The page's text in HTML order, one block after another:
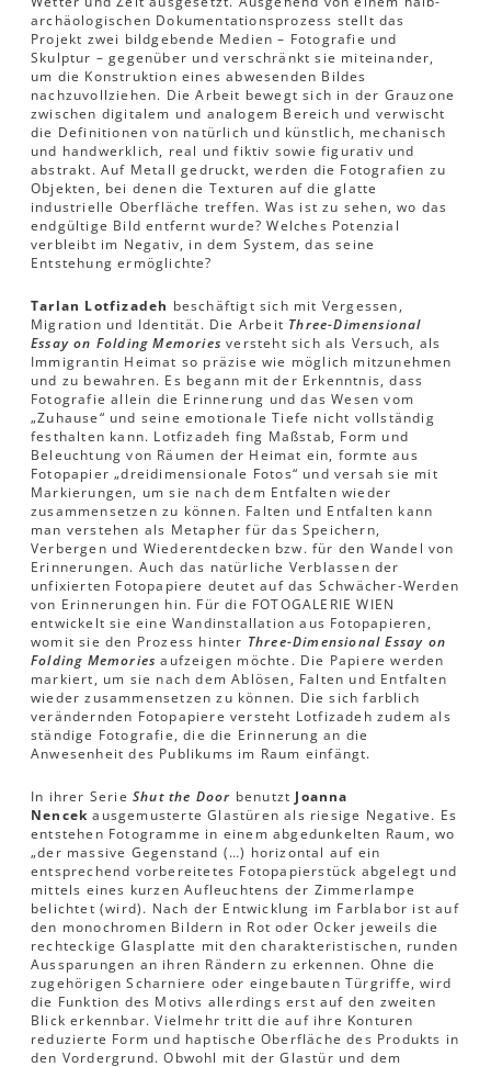
archäologischen Dokumentationsprozess stellt das
Projekt zwei bildgebende Medien – Fotografie und
Skulptur – gegenüber und verschränkt sie miteinander,
um die Konstruktion eines abwesenden Bildes
nachzuvollziehen. Die Arbeit bewegt sich in der Grauzone
zwischen digitalem und analogem Bereich und verwischt
die Definitionen von natürlich und künstlich, mechanisch
und handwerklich, real und fiktiv sowie figurativ und
abstrakt. Auf Metall gedruckt, werden die Fotografien zu
Objekten, bei denen die Texturen auf die glatte
industrielle Oberfläche treffen. Was ist zu sehen, wo das
endgültige Bild entfernt wurde? Welches Potenzial
verbleibt im Negativ, in dem System, das seine
Entstehung ermöglichte?
Tarlan Lotfizadeh beschäftigt sich mit Vergessen,
Migration und Identität. Die Arbeit Three-Dimensional
Essay on Folding Memoriesversteht sich als Versuch, als
Immigrantin Heimat so präzise wie möglich mitzunehmen
und zu bewahren. Es begann mit der Erkenntnis, dass
Fotografie allein die Erinnerung und das Wesen vom
„Zuhause“ und seine emotionale Tiefe nicht vollständig
festhalten kann. Lotfizadeh fing Maßstab, Form und
Beleuchtung von Räumen der Heimat ein, formte aus
Fotopapier „dreidimensionale Fotos“ und versah sie mit
Markierungen, um sie nach dem Entfalten wieder
zusammensetzen zu können. Falten und Entfalten kann
man verstehen als Metapher für das Speichern,
Verbergen und Wiederentdecken bzw. für den Wandel von
Erinnerungen. Auch das natürliche Verblassen der
unfixierten Fotopapiere deutet auf das Schwächer-Werden
von Erinnerungen hin. Für die FOTOGALERIE WIEN
entwickelt sie eine Wandinstallation aus Fotopapieren,
womit sie den Prozess hinter Three-Dimensional Essay on
Folding Memoriesaufzeigen möchte. Die Papiere werden
markiert, um sie nach dem Ablösen, Falten und Entfalten
wieder zusammensetzen zu können. Die sich farblich
verändernden Fotopapiere versteht Lotfizadeh zudem als
ständige Fotografie, die die Erinnerung an die
Anwesenheit des Publikums im Raum einfängt.
In ihrer Serie Shut the Door benutzt Joanna
Nencekausgemusterte Glastüren als riesige Negative. Es
entstehen Fotogramme in einem abgedunkelten Raum, wo
„der massive Gegenstand (…) horizontal auf ein
entsprechend vorbereitetes Fotopapierstück abgelegt und
mittels eines kurzen Aufleuchtens der Zimmerlampe
belichtet (wird). Nach der Entwicklung im Farblabor ist auf
den monochromen Bildern in Rot oder Ocker jeweils die
rechteckige Glasplatte mit den charakteristischen, runden
Aussparungen an ihren Rändern zu erkennen. Ohne die
zugehörigen Scharniere oder eingebauten Türgriffe, wird
die Funktion des Motivs allerdings erst auf den zweiten
Blick erkennbar. Vielmehr tritt die auf ihre Konturen
reduzierte Form und haptische Oberfläche des Produkts in
den Vordergrund. Obwohl mit der Glastür und dem